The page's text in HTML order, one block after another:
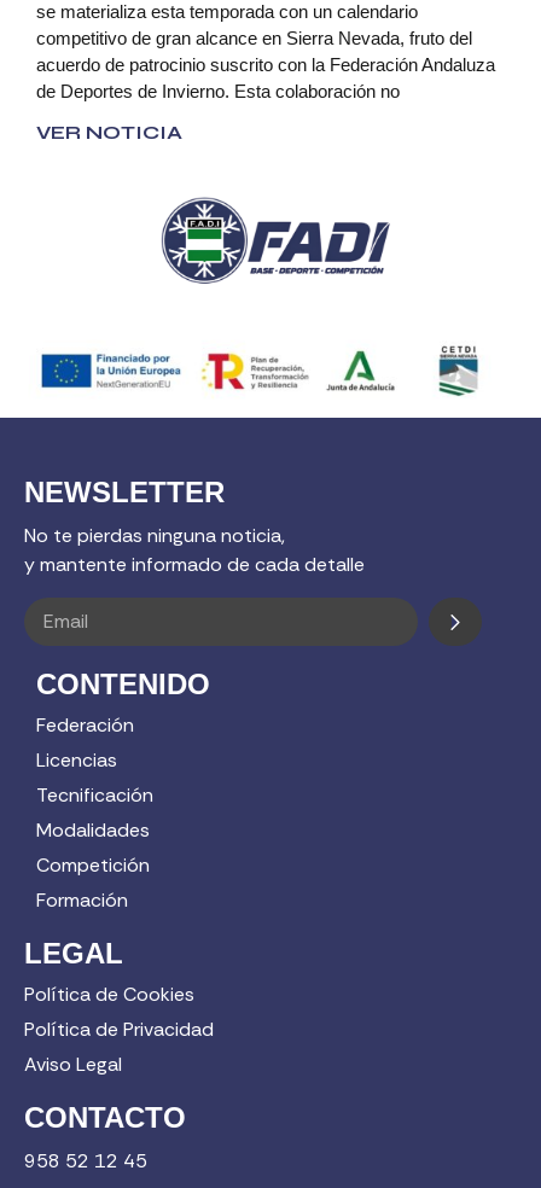
se materializa esta temporada con un calendario
competitivo de gran alcance en Sierra Nevada, fruto del
acuerdo de patrocinio suscrito con la Federación Andaluza
de Deportes de Invierno. Esta colaboración no
VER NOTICIA
NEWSLETTER
No te pierdas ninguna noticia,
y mantente informado de cada detalle
CONTENIDO
Federación
Licencias
Tecnificación
Modalidades
Competición
Formación
LEGAL
Política de Cookies
Política de Privacidad
Aviso Legal
CONTACTO
958 52 12 45